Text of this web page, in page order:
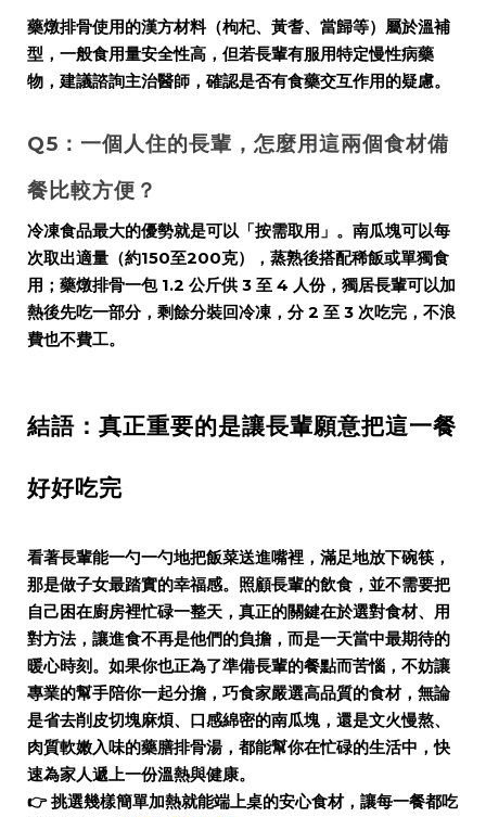
藥燉排骨使用的漢方材料（枸杞、黃耆、當歸等）屬於溫補
型，一般食用量安全性高，但若長輩有服用特定慢性病藥
物，建議諮詢主治醫師，確認是否有食藥交互作用的疑慮。
Q5：一個人住的長輩，怎麼用這兩個食材備
餐比較方便？
冷凍食品最大的優勢就是可以「按需取用」。南瓜塊可以每
次取出適量（約150至200克），蒸熟後搭配稀飯或單獨食
用；藥燉排骨一包 1.2 公斤供 3 至 4 人份，獨居長輩可以加
熱後先吃一部分，剩餘分裝回冷凍，分 2 至 3 次吃完，不浪
費也不費工。
結語：真正重要的是讓長輩願意把這一餐
好好吃完
看著長輩能一勺一勺地把飯菜送進嘴裡，滿足地放下碗筷，
那是做子女最踏實的幸福感。照顧長輩的飲食，並不需要把
自己困在廚房裡忙碌一整天，真正的關鍵在於選對食材、用
對方法，讓進食不再是他們的負擔，而是一天當中最期待的
暖心時刻。如果你也正為了準備長輩的餐點而苦惱，不妨讓
專業的幫手陪你一起分擔，巧食家嚴選高品質的食材，無論
是省去削皮切塊麻煩、口感綿密的南瓜塊，還是文火慢熬、
肉質軟嫩入味的藥膳排骨湯，都能幫你在忙碌的生活中，快
速為家人遞上一份溫熱與健康。
👉 挑選幾樣簡單加熱就能端上桌的安心食材，讓每一餐都吃